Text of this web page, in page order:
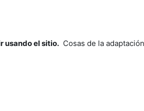
usando el sitio. Cosas de la